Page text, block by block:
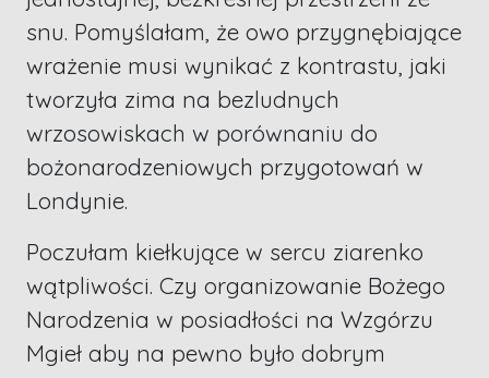
snu. Pomyślałam, że owo przygnębiające
wrażenie musi wynikać z kontrastu, jaki
tworzyła zima na bezludnych
wrzosowiskach w porównaniu do
bożonarodzeniowych przygotowań w
Londynie.
Poczułam kiełkujące w sercu ziarenko
wątpliwości. Czy organizowanie Bożego
Narodzenia w posiadłości na Wzgórzu
Mgieł aby na pewno było dobrym